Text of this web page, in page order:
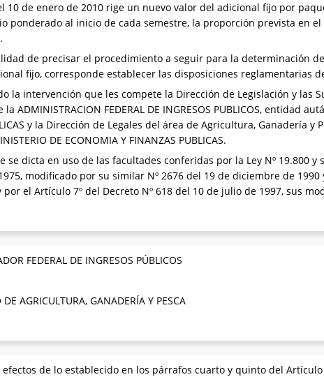
10 de enero de 2010 rige un nuevo valor del adicional fijo por
ponderado al inicio de cada semestre, la proporción prevista en
de precisar el procedimiento a seguir para la determinación
fijo, corresponde establecer las disposiciones reglamentarias
la intervención que les compete la Dirección de Legislación y las
ADMINISTRACION FEDERAL DE INGRESOS PUBLICOS, entidad
y la Dirección de Legales del área de Agricultura, Ganadería
DE ECONOMIA Y FINANZAS PUBLICAS.
se dicta en uso de las facultades conferidas por la Ley Nº 19.800 y
modificado por su similar Nº 2676 del 19 de diciembre de
por el Artículo 7º del Decreto Nº 618 del 10 de julio de 1997, sus
FEDERAL DE INGRESOS PÚBLICOS
DE AGRICULTURA, GANADERÍA Y PESCA
de lo establecido en los párrafos cuarto y quinto del Artículo